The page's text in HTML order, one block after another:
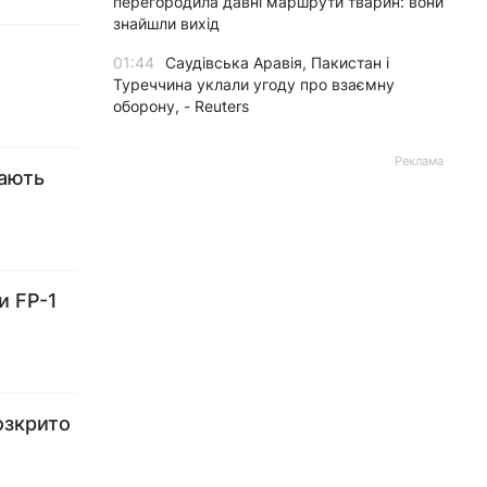
FP-1
знайшли вихід
01:44
Саудівська Аравія, Пакистан і
Туреччина уклали угоду про взаємну
оборону, - Reuters
Реклама